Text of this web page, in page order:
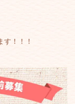
！！！